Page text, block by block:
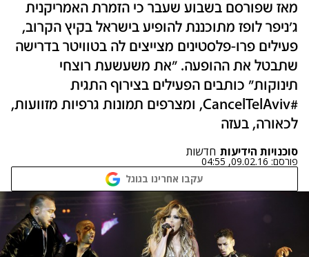
מאז שפורסם בשבוע שעבר כי הזמרת האמריקנית
ג'ניפר לופז מתוכננת להופיע בישראל בקיץ הקרוב,
פעילים פרו-פלסטינים מצייצים לה בטוויטר בדרישה
שתבטל את ההופעה. "את משעשעת רוצחי
תינוקות" כותבים הפעילים בצירוף התגית
#CancelTelAviv, ומצרפים תמונות גרפיות מזוועות,
לכאורה, בעזה
סוכנויות הידיעות חדשות
פורסם: 09.02.16, 04:55
עקבו אחרינו בגוגל